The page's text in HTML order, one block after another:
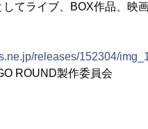
してライブ、BOX作品、映
releases/152304/
ROUND製作委員会